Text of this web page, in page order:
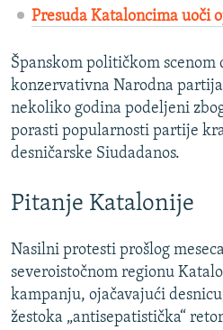
Presuda Kataloncima uoči
Španskom političkom
konzervativna Narodna
nekoliko godina podeljeni
porasti popularnosti partije
desničarske Siudadanos.
Pitanje Katalonije
Nasilni protesti prošlog
severoistočnom regionu
kampanju, ojačavajući
žestoka „antisepatistička“